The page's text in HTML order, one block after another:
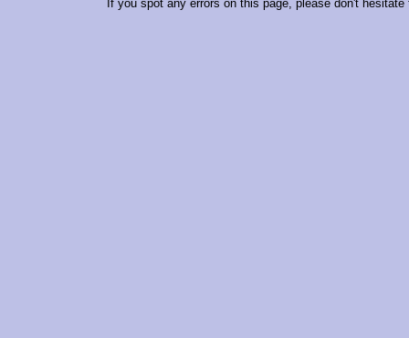
If you spot any errors on this page, please don't